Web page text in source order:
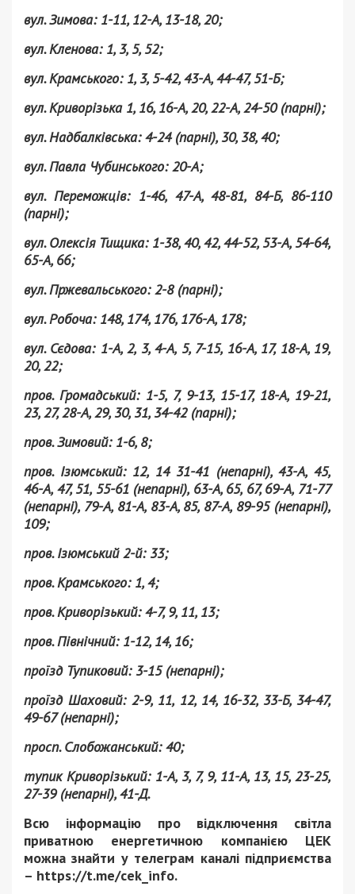
вул. Зимова: 1-11, 12-А, 13-18, 20;
вул. Кленова: 1, 3, 5, 52;
вул. Крамського: 1, 3, 5-42, 43-А, 44-47, 51-Б;
вул. Криворізька 1, 16, 16-А, 20, 22-А, 24-50 (парні);
вул. Надбалківська: 4-24 (парні), 30, 38, 40;
вул. Павла Чубинського: 20-А;
вул. Переможців: 1-46, 47-А, 48-81, 84-Б, 86-110
(парні);
вул. Олексія Тищика: 1-38, 40, 42, 44-52, 53-А, 54-64,
65-А, 66;
вул. Пржевальського: 2-8 (парні);
вул. Робоча: 148, 174, 176, 176-А, 178;
вул. Сєдова: 1-А, 2, 3, 4-А, 5, 7-15, 16-А, 17, 18-А, 19,
20, 22;
пров. Громадський: 1-5, 7, 9-13, 15-17, 18-А, 19-21,
23, 27, 28-А, 29, 30, 31, 34-42 (парні);
пров. Зимовий: 1-6, 8;
пров. Ізюмський: 12, 14 31-41 (непарні), 43-А, 45,
46-А, 47, 51, 55-61 (непарні), 63-А, 65, 67, 69-А, 71-77
(непарні), 79-А, 81-А, 83-А, 85, 87-А, 89-95 (непарні),
109;
пров. Ізюмський 2-й: 33;
пров. Крамського: 1, 4;
пров. Криворізький: 4-7, 9, 11, 13;
пров. Північний: 1-12, 14, 16;
проїзд Тупиковий: 3-15 (непарні);
проїзд Шаховий: 2-9, 11, 12, 14, 16-32, 33-Б, 34-47,
49-67 (непарні);
просп. Слобожанський: 40;
тупик Криворізький: 1-А, 3, 7, 9, 11-А, 13, 15, 23-25,
27-39 (непарні), 41-Д.
Всю інформацію про відключення світла
приватною енергетичною компанією ЦЕК
можна знайти у телеграм каналі підприємства
– https://t.me/cek_info.